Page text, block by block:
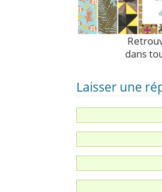
dans
Laisser une